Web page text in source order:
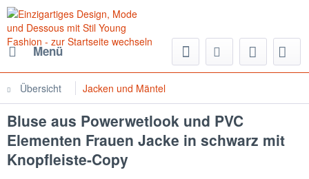
Menü
Übersicht Jacken und Mäntel
Bluse aus Powerwetlook und PVC
Elementen Frauen Jacke in schwarz mit
Knopfleiste-Copy